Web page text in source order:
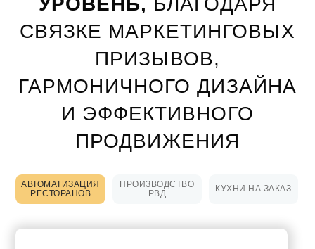
СВЯЗКЕ МАРКЕТИНГОВЫХ
ПРИЗЫВОВ,
ГАРМОНИЧНОГО ДИЗАЙНА
И ЭФФЕКТИВНОГО
ПРОДВИЖЕНИЯ
АВТОМАТИЗАЦИЯ
РЕСТОРАНОВ
ПРОИЗВОДСТВО
РВД
КУХНИ НА ЗАКАЗ